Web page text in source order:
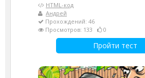
HTML-код
Андрей
Прохождений: 46
Просмотров: 133
0
Пройти тест